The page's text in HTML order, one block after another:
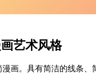
艺术风格
画。具有简洁的线条、